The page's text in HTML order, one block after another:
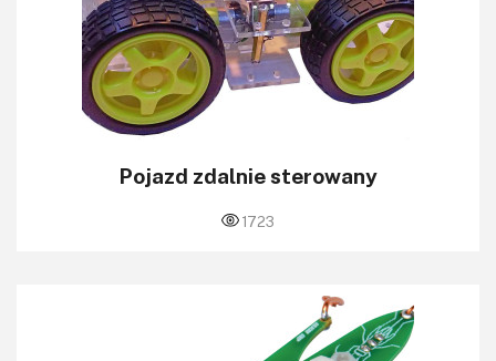
Pojazd zdalnie sterowany
1723